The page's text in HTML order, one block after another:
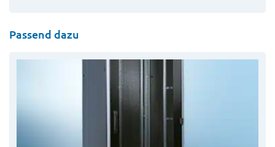
Passend dazu